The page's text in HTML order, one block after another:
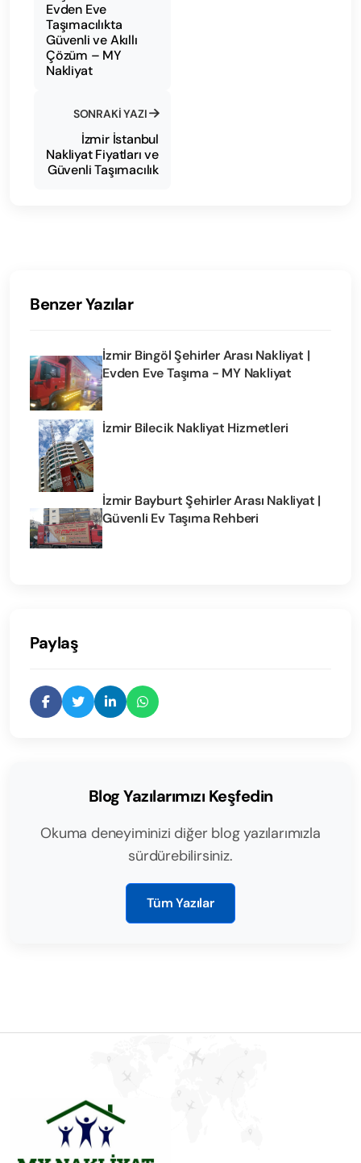
Evden Eve
Taşımacılıkta
Güvenli ve Akıllı
Çözüm – MY
Nakliyat
SONRAKI YAZI
İzmir İstanbul
Nakliyat Fiyatları ve
Güvenli Taşımacılık
Benzer Yazılar
İzmir Bingöl Şehirler Arası Nakliyat |
Evden Eve Taşıma - MY Nakliyat
İzmir Bilecik Nakliyat Hizmetleri
İzmir Bayburt Şehirler Arası Nakliyat |
Güvenli Ev Taşıma Rehberi
Paylaş
Blog Yazılarımızı Keşfedin
Okuma deneyiminizi diğer blog yazılarımızla
sürdürebilirsiniz.
Tüm Yazılar